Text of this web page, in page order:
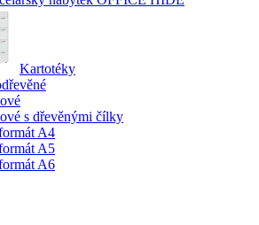
Kartotéky
s dřevěnými čílky
A4
A5
A6